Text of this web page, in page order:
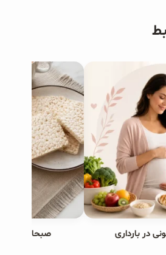
در بارداری صبحانه های